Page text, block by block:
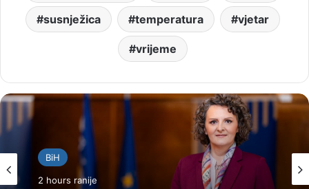
susnježica temperatura vjetar
vrijeme
BiH
2 hours ranije